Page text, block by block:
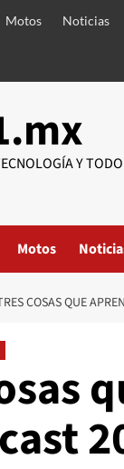
Motos Noticias
Y
Motos
COSAS QUE